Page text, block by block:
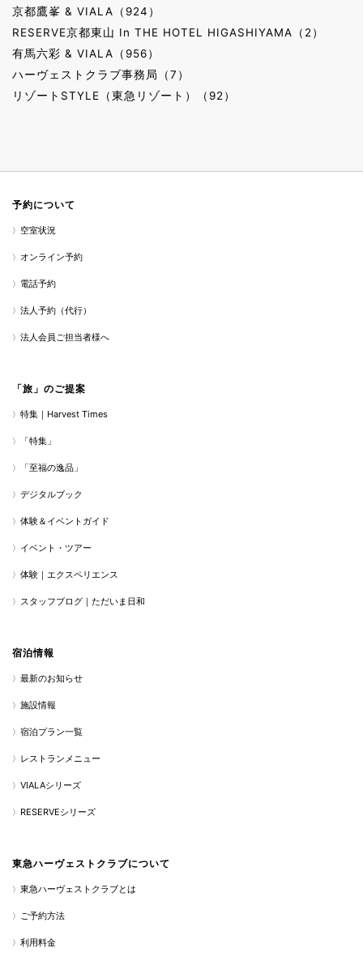
京都鷹峯 & VIALA（924）
RESERVE京都東山 In THE HOTEL HIGASHIYAMA（2）
有馬六彩 & VIALA（956）
ハーヴェストクラブ事務局（7）
リゾートSTYLE（東急リゾート）（92）
予約について
空室状況
オンライン予約
電話予約
法人予約（代行）
法人会員ご担当者様へ
「旅」のご提案
特集｜Harvest Times
「特集」
「至福の逸品」
デジタルブック
体験＆イベントガイド
イベント・ツアー
体験｜エクスペリエンス
スタッフブログ｜ただいま日和
宿泊情報
最新のお知らせ
施設情報
宿泊プラン一覧
レストランメニュー
VIALAシリーズ
RESERVEシリーズ
東急ハーヴェストクラブについて
東急ハーヴェストクラブとは
ご予約方法
利用料金